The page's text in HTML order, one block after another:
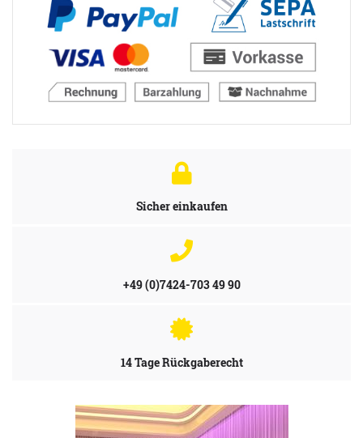
Sicher einkaufen
+49 (0)7424-703 49 90
14 Tage Rückgaberecht